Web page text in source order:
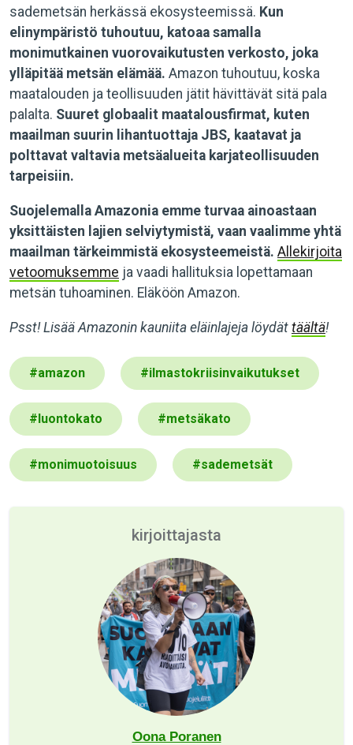
sademetsän herkässä ekosysteemissä. Kun
elinympäristö tuhoutuu, katoaa samalla
monimutkainen vuorovaikutusten verkosto, joka
ylläpitää metsän elämää. Amazon tuhoutuu, koska
maatalouden ja teollisuuden jätit hävittävät sitä pala
palalta. Suuret globaalit maatalousfirmat, kuten
maailman suurin lihantuottaja JBS, kaatavat ja
polttavat valtavia metsäalueita karjateollisuuden
tarpeisiin.
Suojelemalla Amazonia emme turvaa ainoastaan
yksittäisten lajien selviytymistä, vaan vaalimme yhtä
maailman tärkeimmistä ekosysteemeistä. Allekirjoita
vetoomuksemme ja vaadi hallituksia lopettamaan
metsän tuhoaminen. Eläköön Amazon.
Psst! Lisää Amazonin kauniita eläinlajeja löydät täältä!
#amazon #ilmastokriisinvaikutukset
#luontokato #metsäkato
#monimuotoisuus #sademetsät
kirjoittajasta
Oona Poranen